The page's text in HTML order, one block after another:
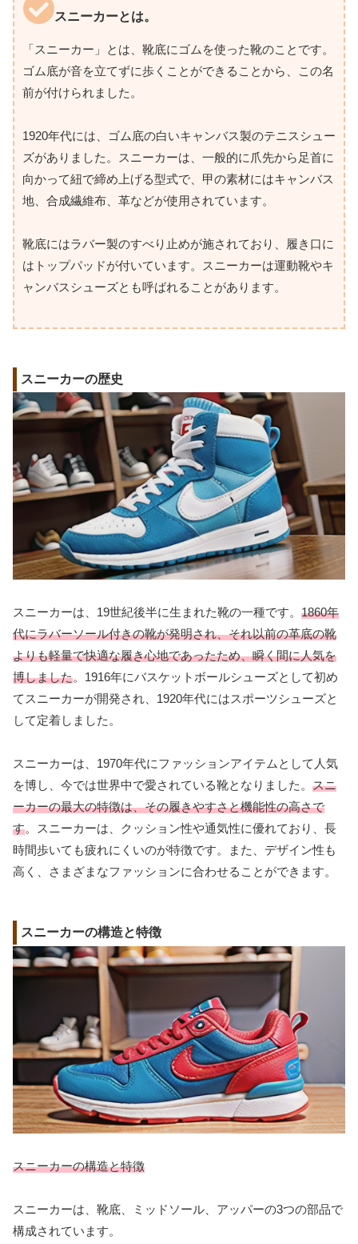
スニーカーとは。
「スニーカー」とは、靴底にゴムを使った靴のことです。
ゴム底が音を立てずに歩くことができることから、この名
前が付けられました。
1920年代には、ゴム底の白いキャンバス製のテニスシュー
ズがありました。スニーカーは、一般的に爪先から足首に
向かって紐で締め上げる型式で、甲の素材にはキャンバス
地、合成繊維布、革などが使用されています。
靴底にはラバー製のすべり止めが施されており、履き口に
はトップパッドが付いています。スニーカーは運動靴やキ
ャンバスシューズとも呼ばれることがあります。
スニーカーの歴史
スニーカーは、19世紀後半に生まれた靴の一種です。 1860年
代にラバーソール付きの靴が発明され、それ以前の革底の靴
よりも軽量で快適な履き心地であったため、瞬く間に人気を
博しました。1916年にバスケットボールシューズとして初め
てスニーカーが開発され、1920年代にはスポーツシューズと
して定着しました。
スニーカーは、1970年代にファッションアイテムとして人気
を博し、今では世界中で愛されている靴となりました。 スニ
ーカーの最大の特徴は、その履きやすさと機能性の高さで
す。スニーカーは、クッション性や通気性に優れており、長
時間歩いても疲れにくいのが特徴です。また、デザイン性も
高く、さまざまなファッションに合わせることができます。
スニーカーの構造と特徴
スニーカーの構造と特徴
スニーカーは、靴底、ミッドソール、アッパーの3つの部品で
構成されています。